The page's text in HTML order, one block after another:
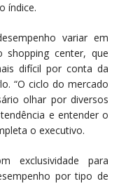
índice.
variar em
center, que
difícil por conta da
“O ciclo do mercado
olhar por diversos
e entender o
o executivo.
exclusividade para
por tipo de